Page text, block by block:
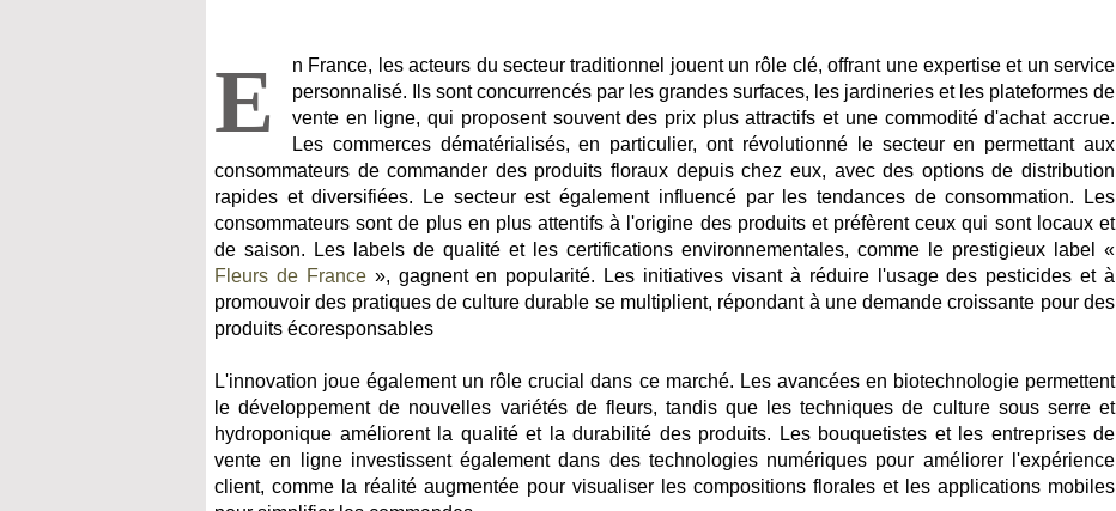
E
n France, les acteurs du secteur traditionnel jouent un rôle clé, offrant une expertise et un service
personnalisé. Ils sont concurrencés par les grandes surfaces, les jardineries et les plateformes de
vente en ligne, qui proposent souvent des prix plus attractifs et une commodité d'achat accrue.
Les commerces dématérialisés, en particulier, ont révolutionné le secteur en permettant aux
consommateurs de commander des produits floraux depuis chez eux, avec des options de distribution
rapides et diversifiées. Le secteur est également influencé par les tendances de consommation. Les
consommateurs sont de plus en plus attentifs à l'origine des produits et préfèrent ceux qui sont locaux et
de saison. Les labels de qualité et les certifications environnementales, comme le prestigieux label «
Fleurs de France», gagnent en popularité. Les initiatives visant à réduire l'usage des pesticides et à
promouvoir des pratiques de culture durable se multiplient, répondant à une demande croissante pour des
produits écoresponsables
L'innovation joue également un rôle crucial dans ce marché. Les avancées en biotechnologie permettent
le développement de nouvelles variétés de fleurs, tandis que les techniques de culture sous serre et
hydroponique améliorent la qualité et la durabilité des produits. Les bouquetistes et les entreprises de
vente en ligne investissent également dans des technologies numériques pour améliorer l'expérience
client, comme la réalité augmentée pour visualiser les compositions florales et les applications mobiles